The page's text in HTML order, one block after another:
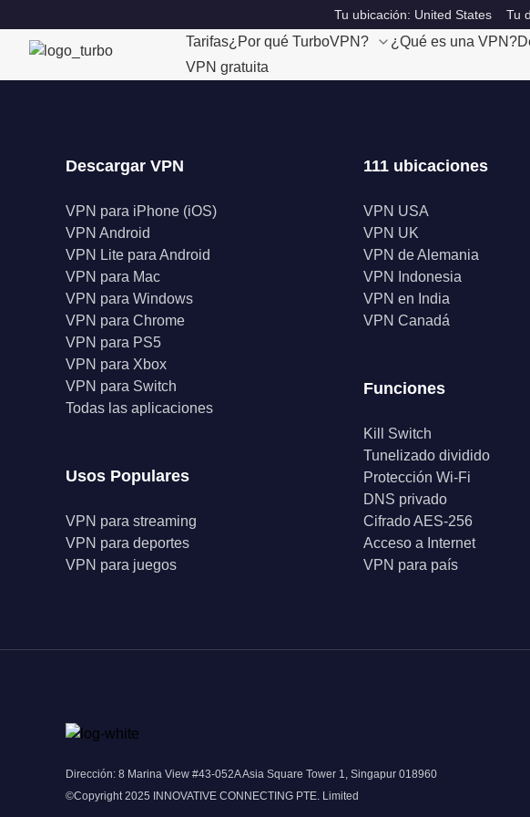
Tu ubicación: United States Tu
Tarifas¿Por qué TurboVPN? ¿Qué es una VPN?
VPN gratuita
Descargar VPN
VPN para iPhone (iOS)
VPN Android
VPN Lite para Android
VPN para Mac
VPN para Windows
VPN para Chrome
VPN para PS5
VPN para Xbox
VPN para Switch
Todas las aplicaciones
Usos Populares
VPN para streaming
VPN para deportes
VPN para juegos
111 ubicaciones
VPN USA
VPN UK
VPN de Alemania
VPN Indonesia
VPN en India
VPN Canadá
Funciones
Kill Switch
Tunelizado dividido
Protección Wi-Fi
DNS privado
Cifrado AES-256
Acceso a Internet
VPN para país
Dirección: 8 Marina View #43-052A Asia Square Tower 1, Singapur 018960
©Copyright 2025 INNOVATIVE CONNECTING PTE. Limited